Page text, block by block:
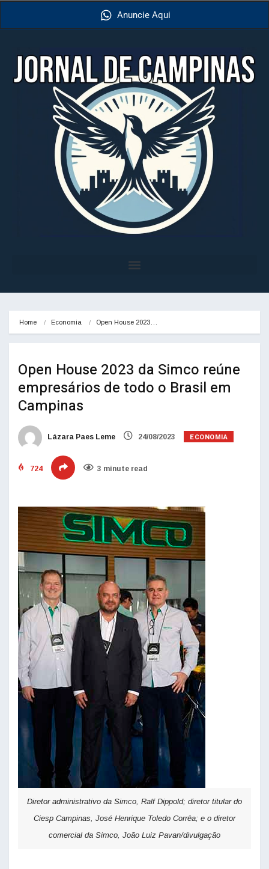
Anuncie Aqui
Home Economia Open House 2023…
Open House 2023 da Simco reúne
empresários de todo o Brasil em
Campinas
Lázara Paes Leme 24/08/2023 ECONOMIA
724 3 minute read
Diretor administrativo da Simco, Ralf Dippold; diretor titular do
Ciesp Campinas, José Henrique Toledo Corrêa; e o diretor
comercial da Simco, João Luiz Pavan/divulgação